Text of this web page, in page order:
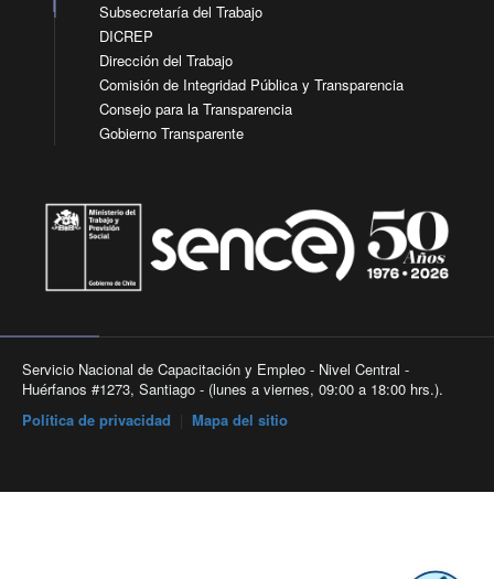
Subsecretaría del Trabajo
DICREP
Dirección del Trabajo
Comisión de Integridad Pública y Transparencia
Consejo para la Transparencia
Gobierno Transparente
Servicio Nacional de Capacitación y Empleo - Nivel Central -
Huérfanos #1273, Santiago - (lunes a viernes, 09:00 a 18:00 hrs.).
Política de privacidad
Mapa del sitio